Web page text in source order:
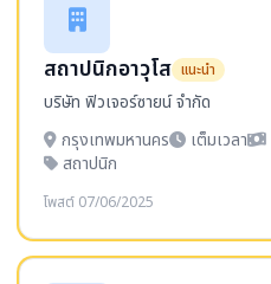
สถาปนิกอาวุโส แนะนำ
บริษัท ฟิวเจอร์ซายน์ จำกัด
กรุงเทพมหานคร
เต็มเวลา
สถาปนิก
โพสต์ 07/06/2025